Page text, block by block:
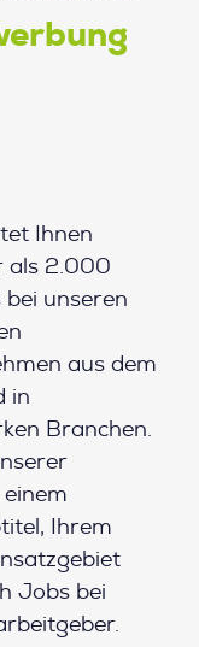
Ihnen
als 2.000
unseren
aus dem
in
Branchen.
Ihrem
Jobs bei